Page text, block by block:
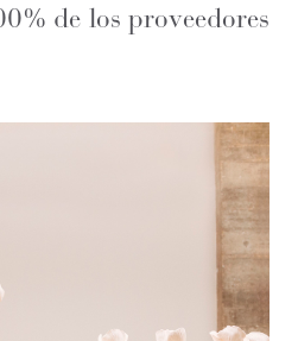
de los proveedores